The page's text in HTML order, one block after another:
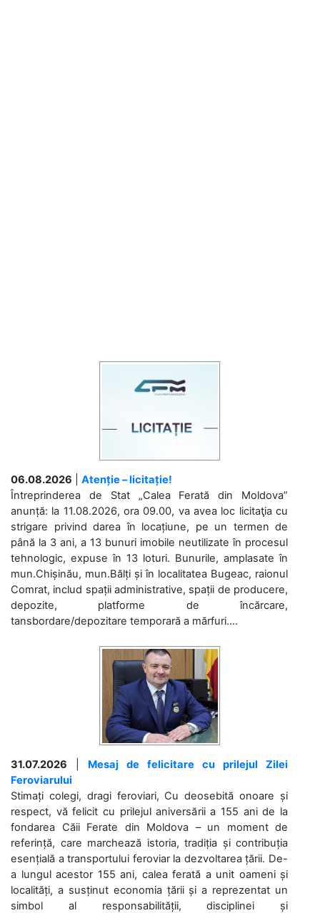
06.08.2026
Atenție – licitație!
Întreprinderea de Stat „Calea Ferată din Moldova”
anunță: la 11.08.2026, ora 09.00, va avea loc licitaţia cu
strigare privind darea în locațiune, pe un termen de
până la 3 ani, a 13 bunuri imobile neutilizate în procesul
tehnologic, expuse în 13 loturi. Bunurile, amplasate în
mun.Chișinău, mun.Bălți și în localitatea Bugeac, raionul
Comrat, includ spații administrative, spații de producere,
depozite, platforme de încărcare,
tansbordare/depozitare temporară a mărfuri....
31.07.2026
Mesaj de felicitare cu prilejul Zilei
Feroviarului
Stimați colegi, dragi feroviari, Cu deosebită onoare și
respect, vă felicit cu prilejul aniversării a 155 ani de la
fondarea Căii Ferate din Moldova – un moment de
referință, care marchează istoria, tradiția și contribuția
esențială a transportului feroviar la dezvoltarea țării. De-
a lungul acestor 155 ani, calea ferată a unit oameni și
localități, a susținut economia țării și a reprezentat un
simbol al responsabilității, disciplinei și